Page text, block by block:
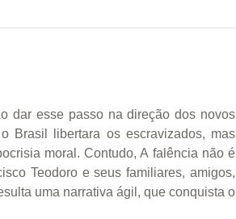
dar esse passo na direção dos novos
Brasil libertara os escravizados, mas
moral. Contudo, A falência não é
Teodoro e seus familiares, amigos,
uma narrativa ágil, que conquista o